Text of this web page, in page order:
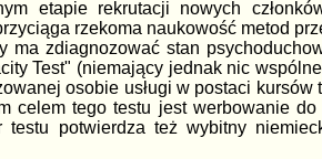
etapie rekrutacji nowych
rzekoma naukowość metod
ma zdiagnozować stan
Test" (niemający jednak nic
osobie usługi w postaci
celem tego testu jest werbowanie
testu potwierdza też wybitny